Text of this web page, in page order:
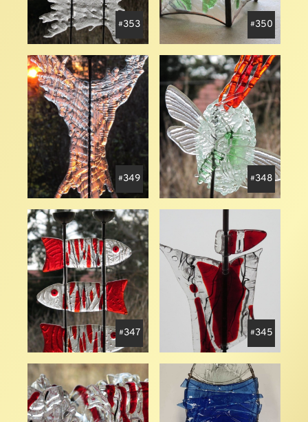
353 350
349 348
347 345